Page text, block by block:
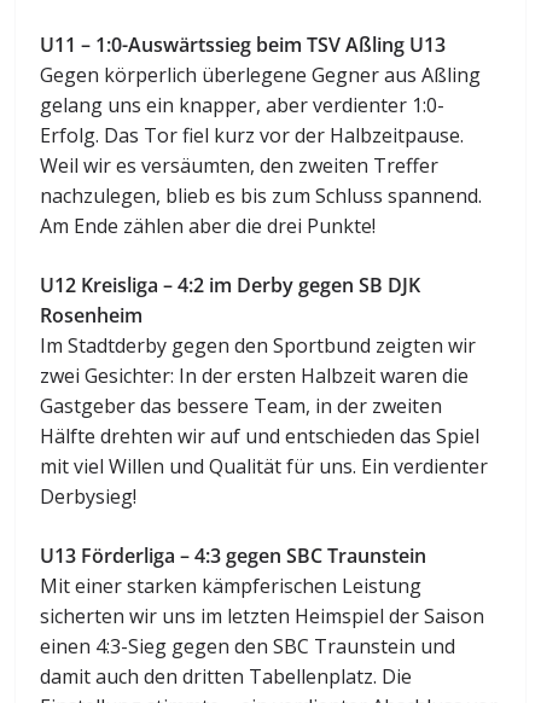
U11 – 1:0-Auswärtssieg beim TSV Aßling U13
Gegen körperlich überlegene Gegner aus Aßling
gelang uns ein knapper, aber verdienter 1:0-
Erfolg. Das Tor fiel kurz vor der Halbzeitpause.
Weil wir es versäumten, den zweiten Treffer
nachzulegen, blieb es bis zum Schluss spannend.
Am Ende zählen aber die drei Punkte!
U12 Kreisliga – 4:2 im Derby gegen SB DJK
Rosenheim
Im Stadtderby gegen den Sportbund zeigten wir
zwei Gesichter: In der ersten Halbzeit waren die
Gastgeber das bessere Team, in der zweiten
Hälfte drehten wir auf und entschieden das Spiel
mit viel Willen und Qualität für uns. Ein verdienter
Derbysieg!
U13 Förderliga – 4:3 gegen SBC Traunstein
Mit einer starken kämpferischen Leistung
sicherten wir uns im letzten Heimspiel der Saison
einen 4:3-Sieg gegen den SBC Traunstein und
damit auch den dritten Tabellenplatz. Die